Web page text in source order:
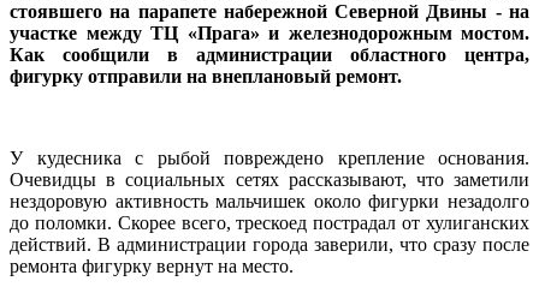
стоявшего на парапете набережной Северной Двины - на
участке между ТЦ «Прага» и железнодорожным мостом.
Как сообщили в администрации областного центра,
фигурку отправили на внеплановый ремонт.
У кудесника с рыбой повреждено крепление основания.
Очевидцы в социальных сетях рассказывают, что заметили
нездоровую активность мальчишек около фигурки незадолго
до поломки. Скорее всего, трескоед пострадал от хулиганских
действий. В администрации города заверили, что сразу после
ремонта фигурку вернут на место.